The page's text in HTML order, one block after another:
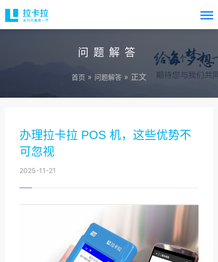
问题解答
首页 » 问题解答 » 正文
办理拉卡拉 POS 机，这些优势不
可忽视
2025-11-21